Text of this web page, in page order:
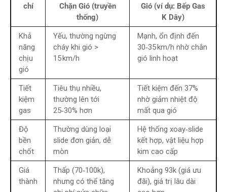
chí
Chặn Gió (truyền
thống)
Gió (ví dụ: Bếp Gas
K Dây)
Khả
năng
chịu
gió
Yếu, thường ngừng
cháy khi gió >
15 km/h
Mạnh, ổn định đến
30‑35 km/h nhờ chắn
gió linh hoạt
Tiết
kiệm
gas
Tiêu thụ nhiều,
thường lên tới
25‑30% hơn
Tiết kiệm đến 37%
nhờ giảm nhiệt độ
mất qua gió
Độ
bền
chốt
Thường dùng loại
slide đơn giản, dễ
mòn
Hệ thống xoay‑slide
kết hợp, vật liệu hợp
kim cao cấp
Giá
thành
Thấp (70‑100k),
nhưng có thể tăng
Khoảng 93k (giá ưu
đãi), giá trị lâu dài